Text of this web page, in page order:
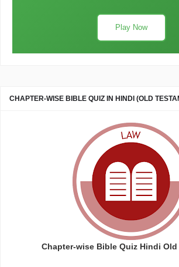
Play Now
CHAPTER-WISE BIBLE QUIZ IN HINDI (OLD
Chapter-wise Bible Quiz Hindi Old